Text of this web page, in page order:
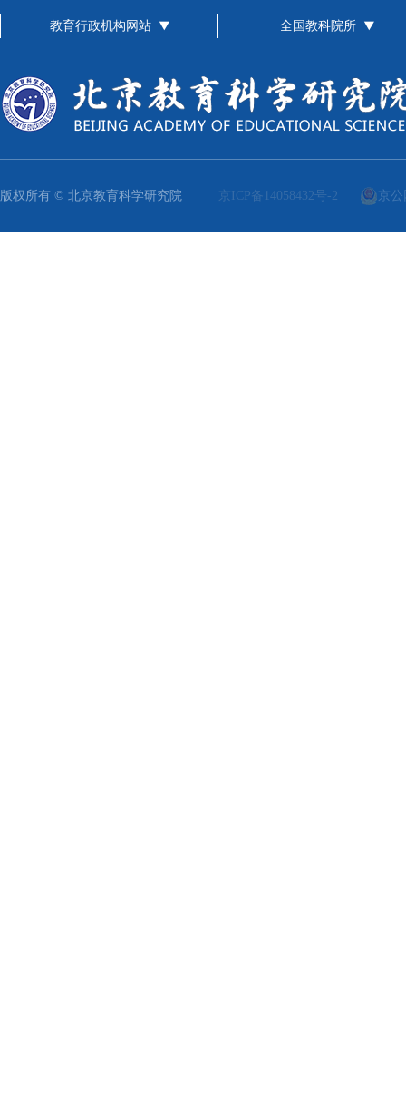
教育行政机构网站 全国教科院所
版权所有 © 北京教育科学研究院 京ICP备14058432号-2 京公